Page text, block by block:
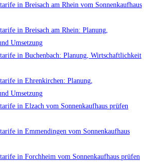
in Breisach am Rhein vom Sonnenkaufhaus
in Breisach am Rhein: Planung,
Umsetzung
in Buchenbach: Planung, Wirtschaftlichkeit
in Ehrenkirchen: Planung,
Umsetzung
in Elzach vom Sonnenkaufhaus prüfen
in Emmendingen vom Sonnenkaufhaus
in Forchheim vom Sonnenkaufhaus prüfen